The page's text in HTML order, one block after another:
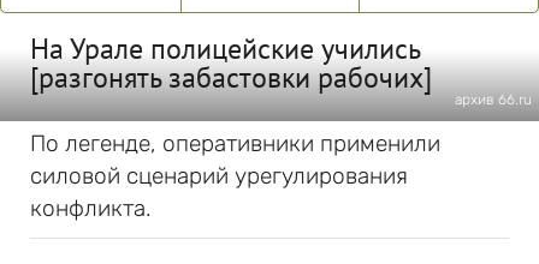
На Урале полицейские учились
[разгонять забастовки рабочих]
архив 66.ru
По легенде, оперативники применили
силовой сценарий урегулирования
конфликта.